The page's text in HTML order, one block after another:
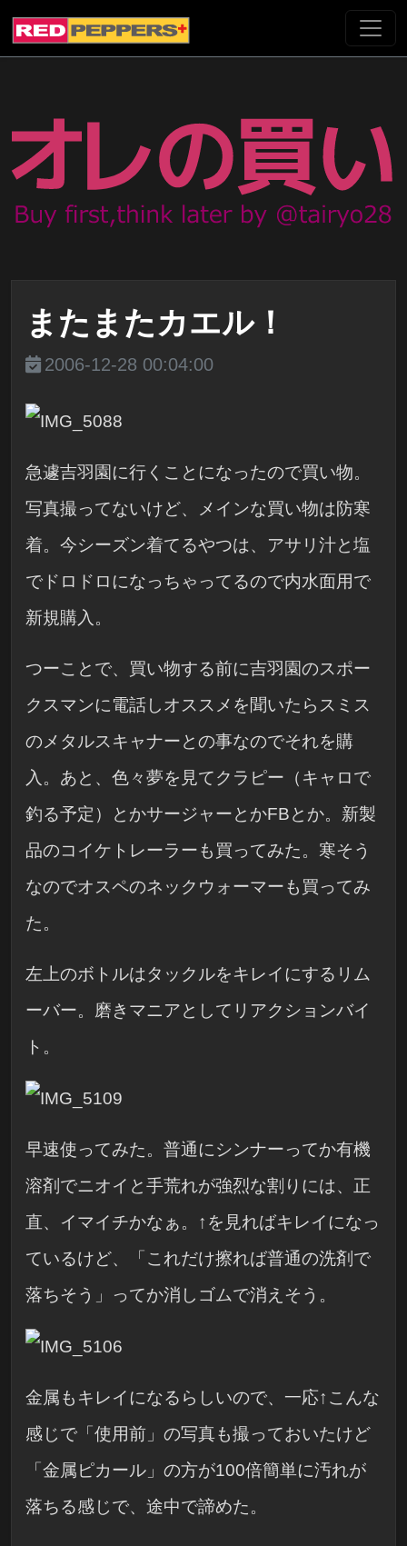
またまたカエル！
2006-12-28 00:04:00
急遽吉羽園に行くことになったので買い物。
写真撮ってないけど、メインな買い物は防寒
着。今シーズン着てるやつは、アサリ汁と塩
でドロドロになっちゃってるので内水面用で
新規購入。
つーことで、買い物する前に吉羽園のスポー
クスマンに電話しオススメを聞いたらスミス
のメタルスキャナーとの事なのでそれを購
入。あと、色々夢を見てクラピー（キャロで
釣る予定）とかサージャーとかFBとか。新製
品のコイケトレーラーも買ってみた。寒そう
なのでオスペのネックウォーマーも買ってみ
た。
左上のボトルはタックルをキレイにするリム
ーバー。磨きマニアとしてリアクションバイ
ト。
早速使ってみた。普通にシンナーってか有機
溶剤でニオイと手荒れが強烈な割りには、正
直、イマイチかなぁ。↑を見ればキレイになっ
ているけど、「これだけ擦れば普通の洗剤で
落ちそう」ってか消しゴムで消えそう。
金属もキレイになるらしいので、一応↑こんな
感じで「使用前」の写真も撮っておいたけど
「金属ピカール」の方が100倍簡単に汚れが
落ちる感じで、途中で諦めた。